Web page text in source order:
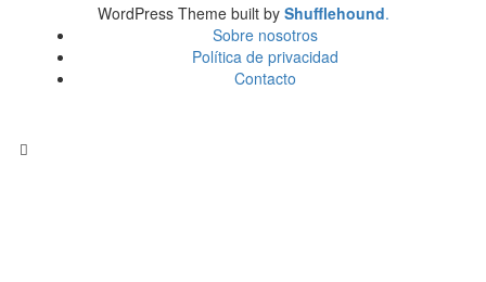
WordPress Theme built by Shufflehound.
Sobre nosotros
Política de privacidad
Contacto